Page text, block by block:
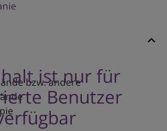
ist nur für
Benutzer
bzw. andere